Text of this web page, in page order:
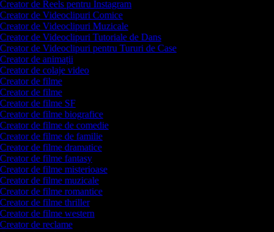
de Reels pentru Instagram
de Videoclipuri Comice
de Videoclipuri Muzicale
de Videoclipuri Tutoriale de Dans
de Videoclipuri pentru Tururi de Case
de animații
de colaje video
de filme
de filme
de filme SF
de filme biografice
de filme de comedie
de filme de familie
de filme dramatice
de filme fantasy
de filme misterioase
de filme muzicale
de filme romantice
de filme thriller
de filme western
de reclame